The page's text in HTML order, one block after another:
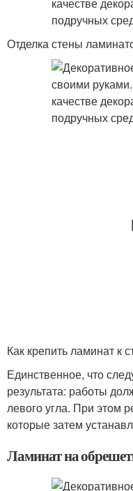
Отделка стены
Как крепить ламинат к
Единственное, что
результата: работы
левого угла. При этом
которые затем
Ламинат на